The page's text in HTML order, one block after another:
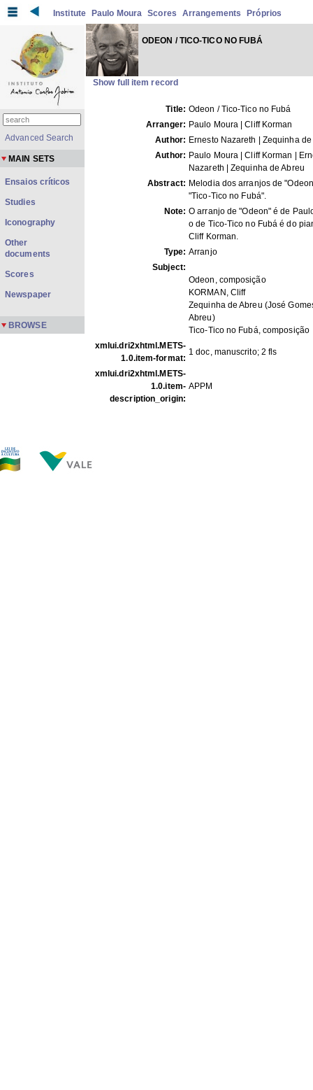
Institute Paulo Moura Scores Arrangements Próprios
ODEON / TICO-TICO NO FUBÁ
Show full item record
Title: Odeon / Tico-Tico no Fubá
Arranger: Paulo Moura | Cliff Korman
Author: Ernesto Nazareth | Zequinha
Author: Paulo Moura | Cliff Korman |
Nazareth | Zequinha de Abreu
Abstract: Melodia dos arranjos de
"Tico-Tico no Fubá".
Note: O arranjo de "Odeon" é de
o de Tico-Tico no Fubá é do
Cliff Korman.
Type: Arranjo
Subject:
Odeon, composição
KORMAN, Cliff
Zequinha de Abreu (José
Abreu)
Tico-Tico no Fubá, composição
xmlui.dri2xhtml.METS-
1.0.item-format:
1 doc, manuscrito; 2 fls
xmlui.dri2xhtml.METS-
1.0.item-
description_origin:
APPM
Advanced Search
MAIN SETS
Ensaios críticos
Studies
Iconography
Other
documents
Scores
Newspaper
BROWSE